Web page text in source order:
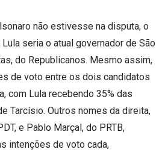
não estivesse na disputa, o
seria o atual governador de São
do Republicanos. Mesmo assim,
de voto entre os dois candidatos
com Lula recebendo 35% das
Tarcísio. Outros nomes da direita,
e Pablo Marçal, do PRTB,
intenções de voto cada,